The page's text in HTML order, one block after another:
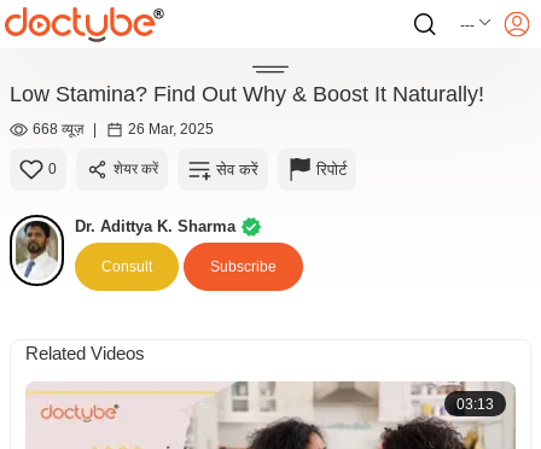
---
Low Stamina? Find Out Why & Boost It Naturally!
668 व्यूज़ | 26 Mar, 2025
0 शेयर करें सेव करें रिपोर्ट
Dr. Adittya K. Sharma
Consult Subscribe
Related Videos
03:13